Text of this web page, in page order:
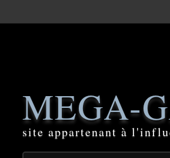
MEGA-
site appartenant à